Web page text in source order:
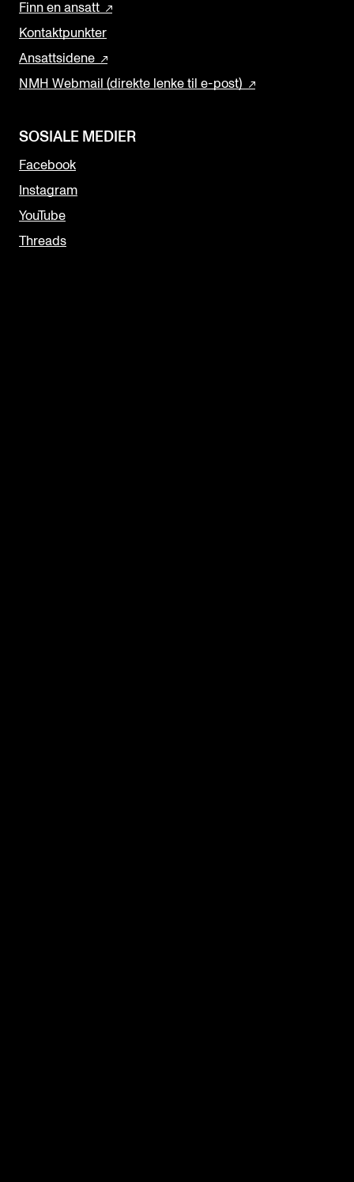
Finn en ansatt
Kontaktpunkter
Ansattsidene
NMH Webmail (direkte lenke til e-post)
SOSIALE MEDIER
Facebook
Instagram
YouTube
Threads